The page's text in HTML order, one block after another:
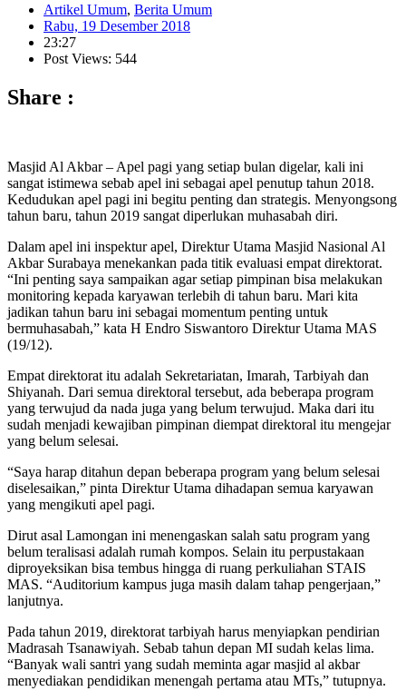
Artikel Umum, Berita Umum
Rabu, 19 Desember 2018
23:27
Post Views: 544
Share :
Masjid Al Akbar – Apel pagi yang setiap bulan digelar, kali ini
sangat istimewa sebab apel ini sebagai apel penutup tahun 2018.
Kedudukan apel pagi ini begitu penting dan strategis. Menyongsong
tahun baru, tahun 2019 sangat diperlukan muhasabah diri.
Dalam apel ini inspektur apel, Direktur Utama Masjid Nasional Al
Akbar Surabaya menekankan pada titik evaluasi empat direktorat.
“Ini penting saya sampaikan agar setiap pimpinan bisa melakukan
monitoring kepada karyawan terlebih di tahun baru. Mari kita
jadikan tahun baru ini sebagai momentum penting untuk
bermuhasabah,” kata H Endro Siswantoro Direktur Utama MAS
(19/12).
Empat direktorat itu adalah Sekretariatan, Imarah, Tarbiyah dan
Shiyanah. Dari semua direktoral tersebut, ada beberapa program
yang terwujud da nada juga yang belum terwujud. Maka dari itu
sudah menjadi kewajiban pimpinan diempat direktoral itu mengejar
yang belum selesai.
“Saya harap ditahun depan beberapa program yang belum selesai
diselesaikan,” pinta Direktur Utama dihadapan semua karyawan
yang mengikuti apel pagi.
Dirut asal Lamongan ini menengaskan salah satu program yang
belum teralisasi adalah rumah kompos. Selain itu perpustakaan
diproyeksikan bisa tembus hingga di ruang perkuliahan STAIS
MAS. “Auditorium kampus juga masih dalam tahap pengerjaan,”
lanjutnya.
Pada tahun 2019, direktorat tarbiyah harus menyiapkan pendirian
Madrasah Tsanawiyah. Sebab tahun depan MI sudah kelas lima.
“Banyak wali santri yang sudah meminta agar masjid al akbar
menyediakan pendidikan menengah pertama atau MTs,” tutupnya.